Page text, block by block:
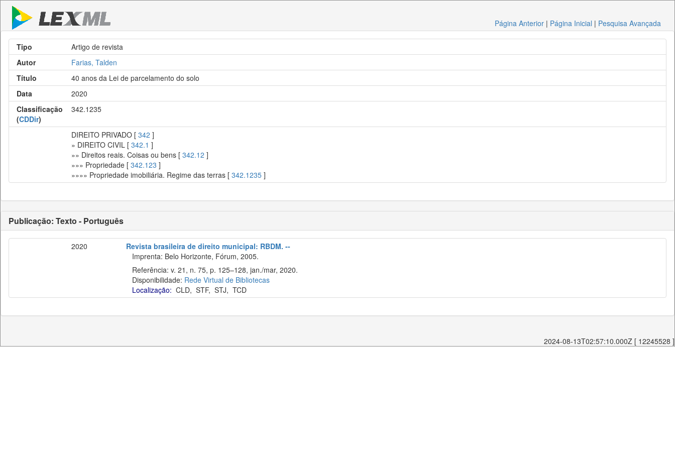
Página Anterior | Página Inicial | Pesquisa Avançada
Tipo
Artigo de revista
Autor
Farias, Talden
Título
40 anos da Lei de parcelamento do solo
Data
2020
Classificação
(CDDir)
342.1235
DIREITO PRIVADO [ 342 ]
» DIREITO CIVIL [ 342.1 ]
»» Direitos reais. Coisas ou bens [ 342.12 ]
»»» Propriedade [ 342.123 ]
»»»» Propriedade imobiliária. Regime das terras [ 342.1235 ]
Publicação: Texto - Português
2020
Revista brasileira de direito municipal: RBDM. --
Imprenta: Belo Horizonte, Fórum, 2005.
Referência: v. 21, n. 75, p. 125–128, jan./mar, 2020.
Disponibilidade: Rede Virtual de Bibliotecas
Localização: CLD, STF, STJ, TCD
2024-08-13T02:57:10.000Z [ 12245528 ]